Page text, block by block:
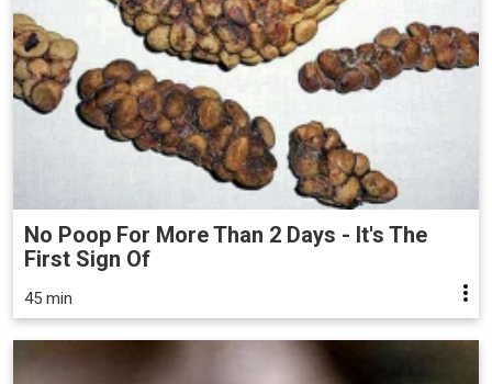
No Poop For More Than 2 Days - It's The
First Sign Of
45 min